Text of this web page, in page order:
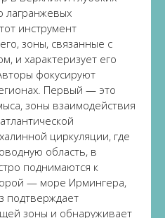
лагранжевых
инструмент
зоны, связанные с
и характеризует его
фокусируют
Первый — это
зоны взаимодействия
циркуляции, где
область, в
поднимаются к
— море Ирмингера,
подтверждает
зоны и обнаруживает